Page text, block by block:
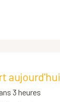
aujourd'hui
3 heures